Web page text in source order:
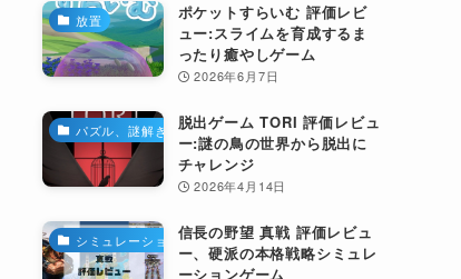
放置
ポケットすらいむ 評価レビ
ュー:スライムを育成するま
ったり癒やしゲーム
2026年6月7日
パズル、謎解き
脱出ゲーム TORI 評価レビュ
ー:謎の鳥の世界から脱出に
チャレンジ
2026年4月14日
シミュレーション信長の野望 真戦 評価レビュ
ー、硬派の本格戦略シミュレ
ーションゲーム